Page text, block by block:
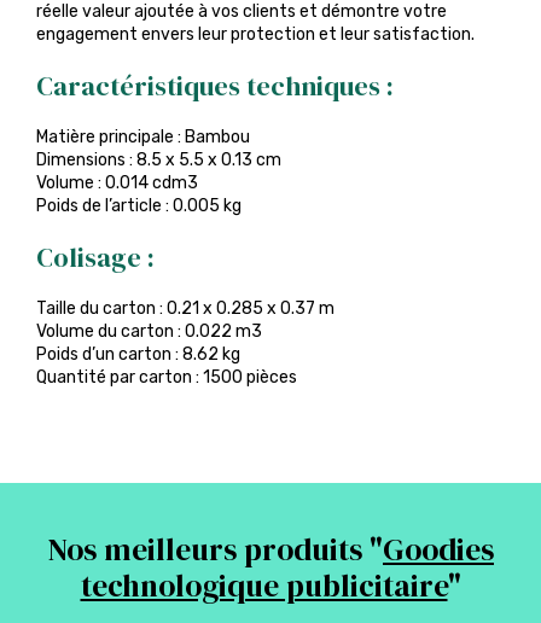
réelle valeur ajoutée à vos clients et démontre votre
engagement envers leur protection et leur satisfaction.
Caractéristiques techniques :
Matière principale : Bambou
Dimensions : 8.5 x 5.5 x 0.13 cm
Volume : 0.014 cdm3
Poids de l’article : 0.005 kg
Colisage :
Taille du carton : 0.21 x 0.285 x 0.37 m
Volume du carton : 0.022 m3
Poids d’un carton : 8.62 kg
Quantité par carton : 1500 pièces
Nos meilleurs produits "Goodies
technologique publicitaire"